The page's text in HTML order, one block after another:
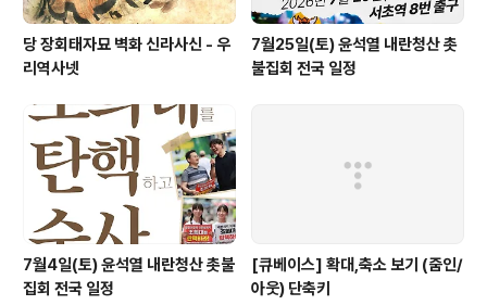
당 장회태자묘 벽화 신라사신 - 우
리역사넷
7월25일(토) 윤석열 내란청산 촛
불집회 전국 일정
7월4일(토) 윤석열 내란청산 촛불
집회 전국 일정
[큐베이스] 확대,축소 보기 (줌인/
아웃) 단축키